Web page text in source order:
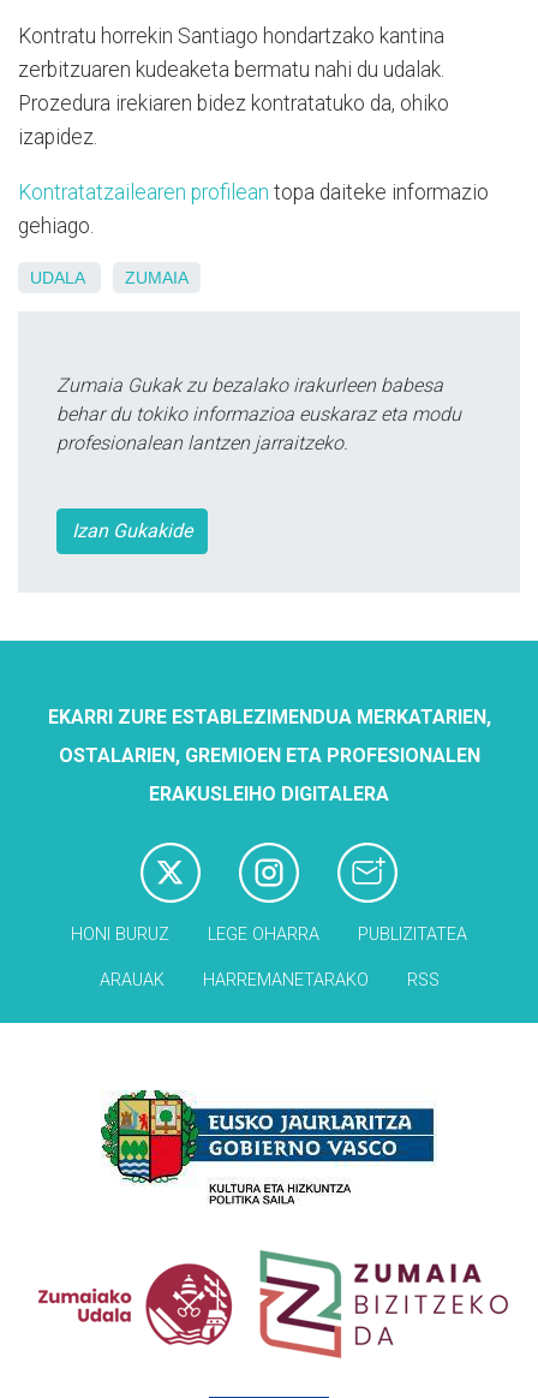
Kontratu horrekin Santiago hondartzako kantina
zerbitzuaren kudeaketa bermatu nahi du udalak.
Prozedura irekiaren bidez kontratatuko da, ohiko
izapidez.
Kontratatzailearen profilean topa daiteke informazio
gehiago.
UDALA ZUMAIA
Zumaia Gukak zu bezalako irakurleen babesa
behar du tokiko informazioa euskaraz eta modu
profesionalean lantzen jarraitzeko.
Izan Gukakide
EKARRI ZURE ESTABLEZIMENDUA MERKATARIEN,
OSTALARIEN, GREMIOEN ETA PROFESIONALEN
ERAKUSLEIHO DIGITALERA
HONI BURUZ LEGE OHARRA PUBLIZITATEA
ARAUAK HARREMANETARAKO RSS